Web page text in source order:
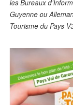
les Bureaux
Guyenne ou
Tourisme du Pays